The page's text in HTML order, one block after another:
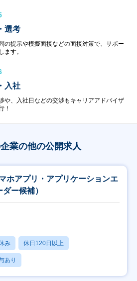
選考
の提示や模擬面接などの面接対策で、サポー
ます。
入社
や、入社日などの交渉もキャリアアドバイザ
！
業の他の公開求人
ホアプリ・アプリケーションエ
ー候補）
み 休日120日以上
あり